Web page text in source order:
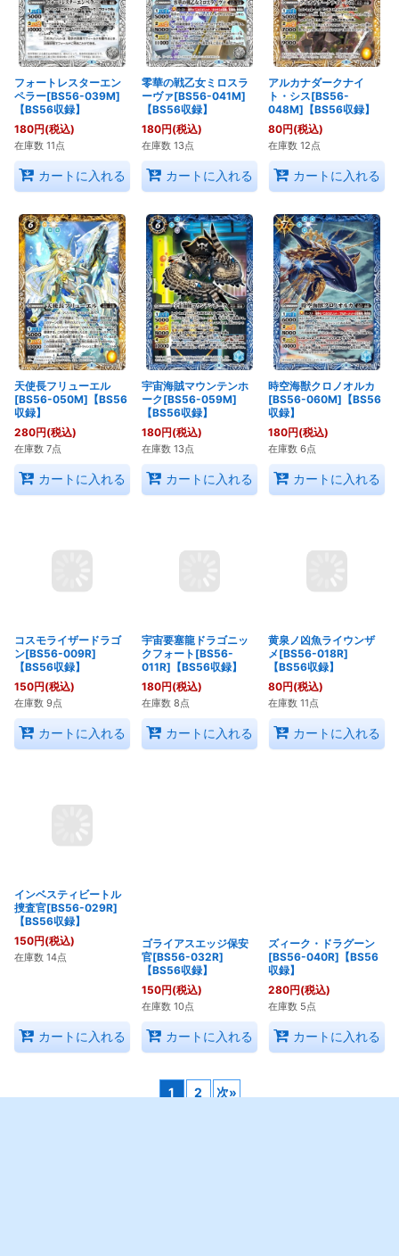
フォートレスターエン
ペラー[BS56-039M]
【BS56収録】
180円(税込)
在庫数 11点
カートに入れる
零華の戦乙女ミロスラ
ーヴァ[BS56-041M]
【BS56収録】
180円(税込)
在庫数 13点
カートに入れる
アルカナダークナイ
ト・シス[BS56-
048M]【BS56収録】
80円(税込)
在庫数 12点
カートに入れる
天使長フリューエル
[BS56-050M]【BS56
収録】
280円(税込)
在庫数 7点
カートに入れる
宇宙海賊マウンテンホ
ーク[BS56-059M]
【BS56収録】
180円(税込)
在庫数 13点
カートに入れる
時空海獣クロノオルカ
[BS56-060M]【BS56
収録】
180円(税込)
在庫数 6点
カートに入れる
コスモライザードラゴ
ン[BS56-009R]
150 円(税込)
在庫数 9点
宇宙要塞龍ドラゴニッ
クフォート[BS56-
180円(税込)
在庫数 8点
黄泉ノ凶魚ライウンザ
メ[BS56-018R]
80円 (税込)
在庫数 11点
150 円(税込)
在庫数 14点
ゴライアスエッジ保安
官[BS56-032R]
150円(税込)
在庫数 10点
カートに入れる
ズィーク・ドラグーン
[BS56-040R]【BS56
280 円(税込)
在庫数 5点